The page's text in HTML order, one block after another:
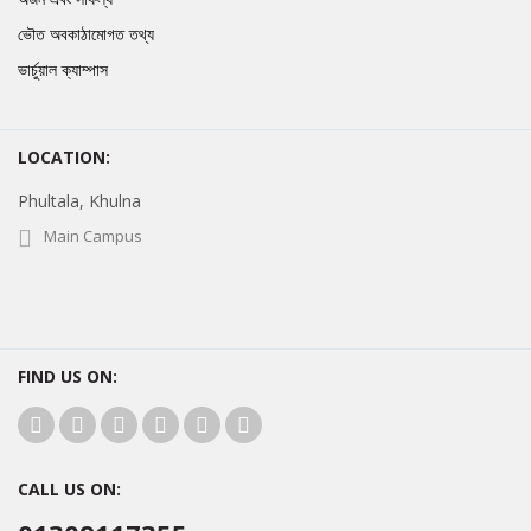
ভৌত অবকাঠামোগত তথ্য
ভার্চুয়াল ক্যাম্পাস
LOCATION:
Phultala, Khulna
Main Campus
FIND US ON:
CALL US ON: